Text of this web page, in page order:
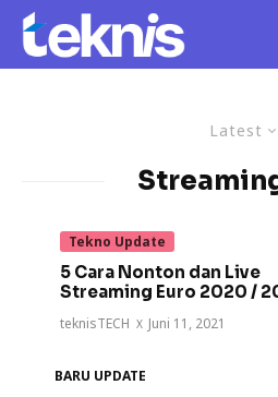
Latest
Tekno Update
5 Cara Nonton dan Live
Streaming Euro 2020 /
teknisTECH · Juni 11, 2021
BARU UPDATE